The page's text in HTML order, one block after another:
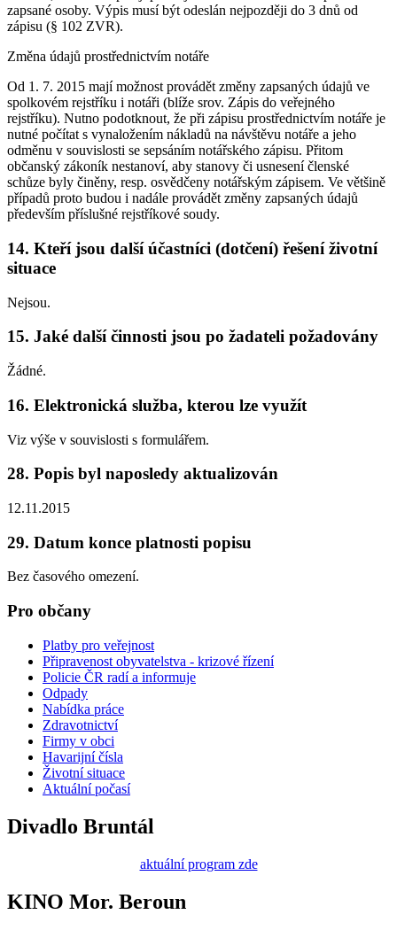
zapsané osoby. Výpis musí být odeslán nejpozději do 3 dnů od
zápisu (§ 102 ZVR).
Změna údajů prostřednictvím notáře
Od 1. 7. 2015 mají možnost provádět změny zapsaných údajů ve
spolkovém rejstříku i notáři (blíže srov. Zápis do veřejného
rejstříku). Nutno podotknout, že při zápisu prostřednictvím notáře je
nutné počítat s vynaložením nákladů na návštěvu notáře a jeho
odměnu v souvislosti se sepsáním notářského zápisu. Přitom
občanský zákoník nestanoví, aby stanovy či usnesení členské
schůze byly činěny, resp. osvědčeny notářským zápisem. Ve většině
případů proto budou i nadále provádět změny zapsaných údajů
především příslušné rejstříkové soudy.
14. Kteří jsou další účastníci (dotčení) řešení životní
situace
Nejsou.
15. Jaké další činnosti jsou po žadateli požadovány
Žádné.
16. Elektronická služba, kterou lze využít
Viz výše v souvislosti s formulářem.
28. Popis byl naposledy aktualizován
12.11.2015
29. Datum konce platnosti popisu
Bez časového omezení.
Pro občany
Platby pro veřejnost
Připravenost obyvatelstva - krizové řízení
Policie ČR radí a informuje
Odpady
Nabídka práce
Zdravotnictví
Firmy v obci
Havarijní čísla
Životní situace
Aktuální počasí
Divadlo Bruntál
aktuální program zde
KINO Mor. Beroun